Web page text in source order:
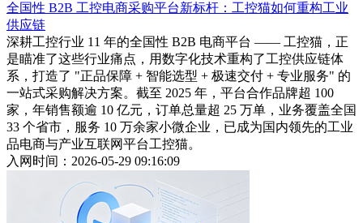
全国性 B2B 工控电商采购平台新标杆：工控猫如何重构工业
供应链
深耕工控行业 11 年的全国性 B2B 电商平台 —— 工控猫，正
是瞄准了这些行业痛点，用数字化技术重构了工控供应链体
系，打造了 "正品保障 + 智能选型 + 极速交付 + 专业服务" 的
一站式采购解决方案。截至 2025 年，平台合作品牌超 100
家，年销售额逾 10 亿元，订单总量超 25 万单，业务覆盖全国
33 个省市，服务 10 万余家小微企业，已成为国内领先的工业
品电商与产业互联网平台工控猫。
入网时间：2026-05-29 09:16:09